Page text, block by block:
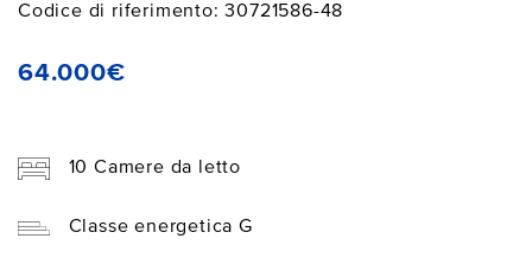
Codice di riferimento: 30721586-48
64.000€
10 Camere da letto
Classe energetica G